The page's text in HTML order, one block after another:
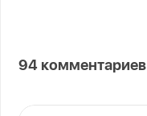
94 комментариев